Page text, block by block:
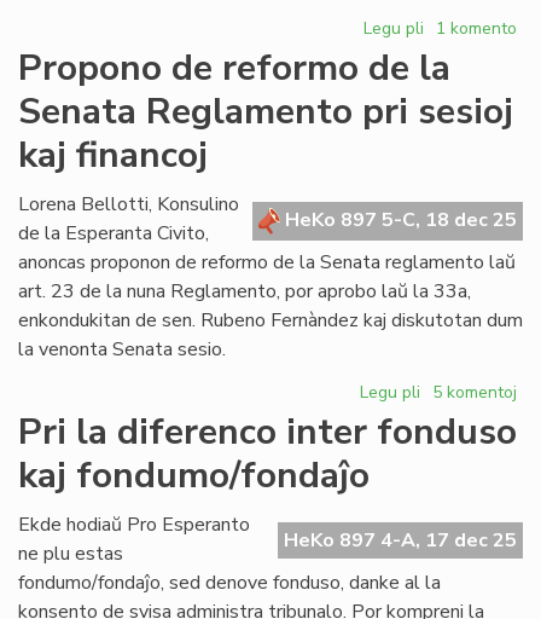
Legu pli pri
Propono
de
reformo
de
Reglamento
pri
protokoloj,
promulgado
kaj
dokumentoj
1 komento
Propono de reformo de la
Senata Reglamento pri sesioj
kaj financoj
HeKo 897 5-C, 18 dec 25
Lorena Bellotti, Konsulino
de la Esperanta Civito,
anoncas proponon de reformo de la Senata reglamento laŭ
art. 23 de la nuna Reglamento, por aprobo laŭ la 33a,
enkondukitan de sen. Rubeno Fernàndez kaj diskutotan dum
la venonta Senata sesio.
Legu pli pri
Propono
de
la
Senata
Reglamento
pri
5 komentoj
Pri la diferenco inter fonduso
kaj fondumo/fondaĵo
HeKo 897 4-A, 17 dec 25
Ekde hodiaŭ Pro Esperanto
ne plu estas
fondumo/fondaĵo, sed denove fonduso, danke al la
konsento de svisa administra tribunalo. Por kompreni la